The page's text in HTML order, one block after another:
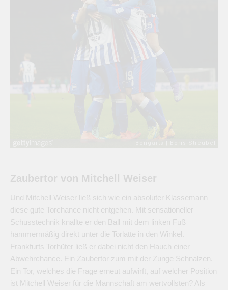
Zaubertor von Mitchell Weiser
Und Mitchell Weiser ließ sich wie ein absoluter Klassemann
diese gute Torchance nicht entgehen. Mit sensationeller
Schusstechnik knallte er den Ball mit dem linken Fuß
hammermäßig direkt unter die Torlatte in den Winkel.
Frankfurts Torhüter ließ er dabei nicht den Hauch einer
Abwehrchance. Ein Zaubertor zum mit der Zunge Schnalzen.
Ein Tor, welches die Frage erneut aufwirft, auf welcher Position
ist Mitchell Weiser für die Mannschaft am wertvollsten? Als